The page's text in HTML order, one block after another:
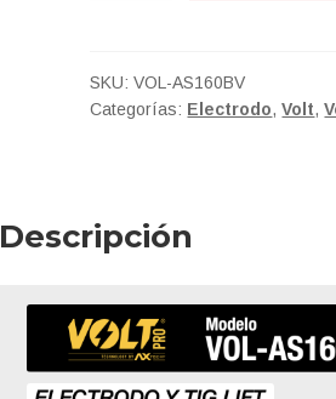
MMA.
TIG
VOLTAJE
SKU:VOL-AS160BV
Categorías: Electrodo,Volt,
Descripción